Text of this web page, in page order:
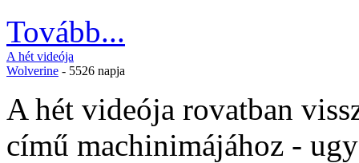
Tovább...
A hét videója
Wolverine - 5526 napja
A hét videója rovatban
című machinimájához -